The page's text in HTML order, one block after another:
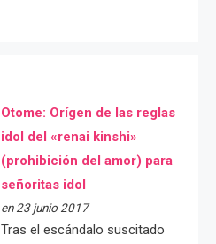
Otome: Orígen de las reglas
idol del «renai kinshi»
(prohibición del amor) para
señoritas idol
en 23 junio 2017
Tras el escándalo suscitado